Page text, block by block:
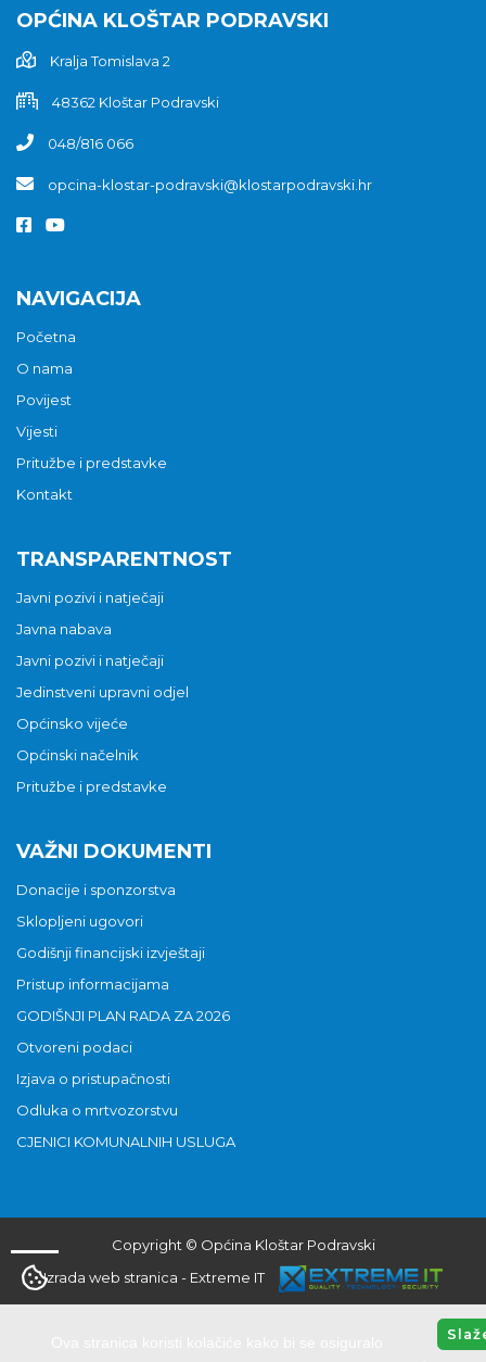
OPĆINA KLOŠTAR PODRAVSKI
Kralja Tomislava 2
48362 Kloštar Podravski
048/816 066
opcina-klostar-podravski@klostarpodravski.hr
NAVIGACIJA
Početna
O nama
Povijest
Vijesti
Pritužbe i predstavke
Kontakt
TRANSPARENTNOST
Javni pozivi i natječaji
Javna nabava
Javni pozivi i natječaji
Jedinstveni upravni odjel
Općinsko vijeće
Općinski načelnik
Pritužbe i predstavke
VAŽNI DOKUMENTI
Donacije i sponzorstva
Sklopljeni ugovori
Godišnji financijski izvještaji
Pristup informacijama
GODIŠNJI PLAN RADA ZA 2026
Otvoreni podaci
Izjava o pristupačnosti
Odluka o mrtvozorstvu
CJENICI KOMUNALNIH USLUGA
Copyright © Općina Kloštar Podravski
Izrada web stranica - Extreme IT